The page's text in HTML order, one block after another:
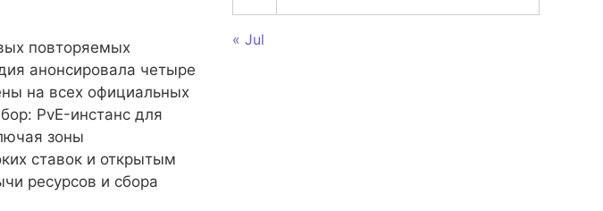
повторяемых
анонсировала четыре
на всех официальных
PvE-инстанс для
зоны
ставок и открытым
ресурсов и сбора
« Jul